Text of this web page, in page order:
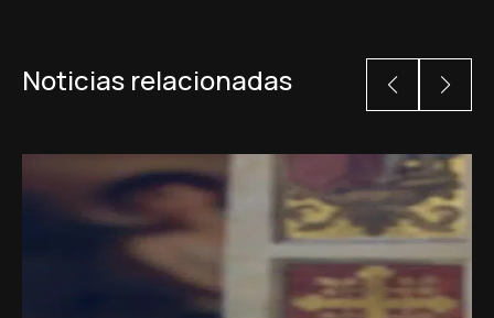
Noticias relacionadas